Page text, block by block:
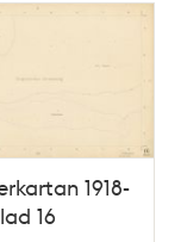
1918-
16